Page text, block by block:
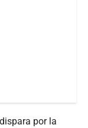
por la